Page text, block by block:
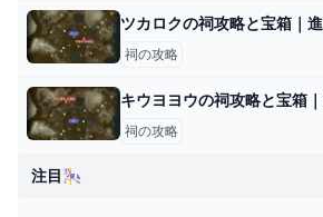
ツカロクの祠攻略と宝箱｜
祠の攻略
キウヨヨウの祠攻略と宝箱
祠の攻略
注目🎠